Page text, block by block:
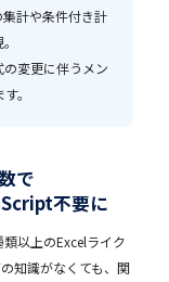
計や条件付き計
変更に伴うメン
。
で
不要に
類以上のExcelライク
知識がなくても、関